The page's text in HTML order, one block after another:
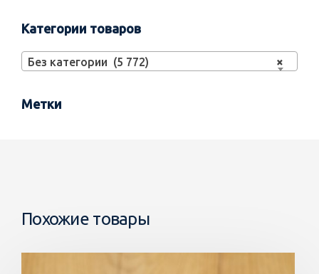
Категории товаров
×
Без категории (5 772)
Метки
Похожие товары